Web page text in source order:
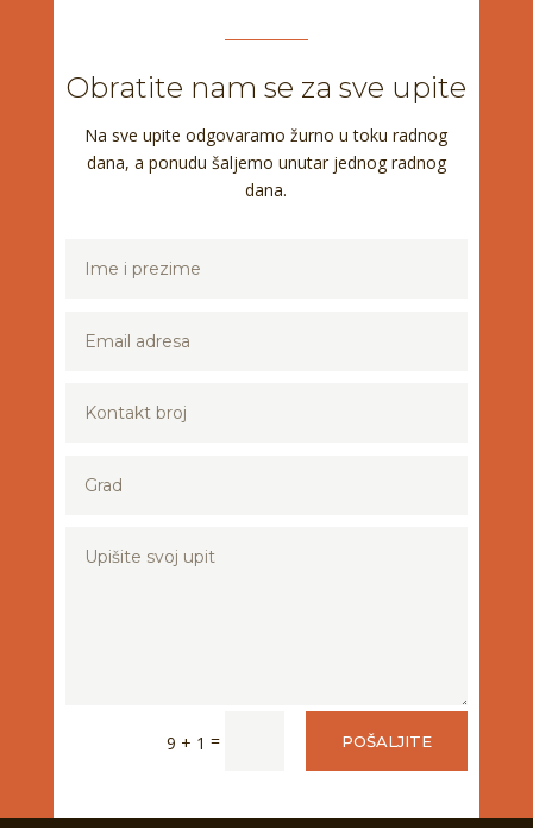
Obratite nam se za sve upite
Na sve upite odgovaramo žurno u toku radnog
dana, a ponudu šaljemo unutar jednog radnog
dana.
9 + 1 = POŠALJITE